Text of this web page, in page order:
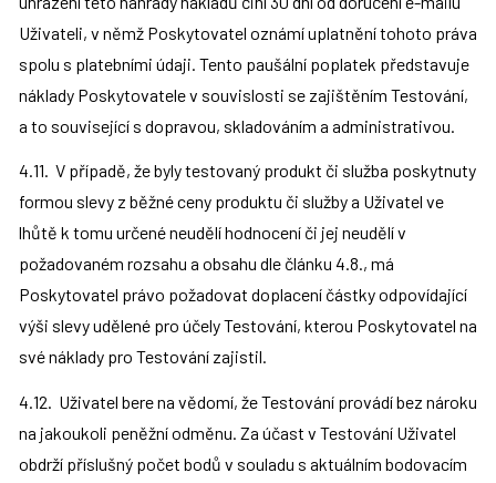
Uživateli, v němž Poskytovatel oznámí uplatnění tohoto práva
spolu s platebními údaji. Tento paušální poplatek představuje
náklady Poskytovatele v souvislosti se zajištěním Testování,
a to související s dopravou, skladováním a administrativou.
4.11.  V případě, že byly testovaný produkt či služba poskytnuty
formou slevy z běžné ceny produktu či služby a Uživatel ve
lhůtě k tomu určené neudělí hodnocení či jej neudělí v
požadovaném rozsahu a obsahu dle článku 4.8., má
Poskytovatel právo požadovat doplacení částky odpovídající
výši slevy udělené pro účely Testování, kterou Poskytovatel na
své náklady pro Testování zajistil.
4.12.  Uživatel bere na vědomí, že Testování provádí bez nároku
na jakoukoli peněžní odměnu. Za účast v Testování Uživatel
obdrží příslušný počet bodů v souladu s aktuálním bodovacím